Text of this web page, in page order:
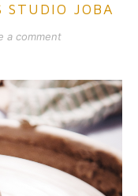
JOBA
a comment